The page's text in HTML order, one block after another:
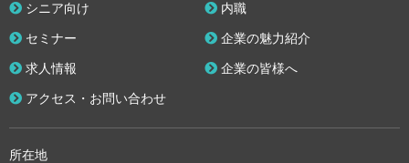
所在地
シニア向け 内職
セミナー 企業の魅力紹介
求人情報 企業の皆様へ
アクセス・お問い合わせ